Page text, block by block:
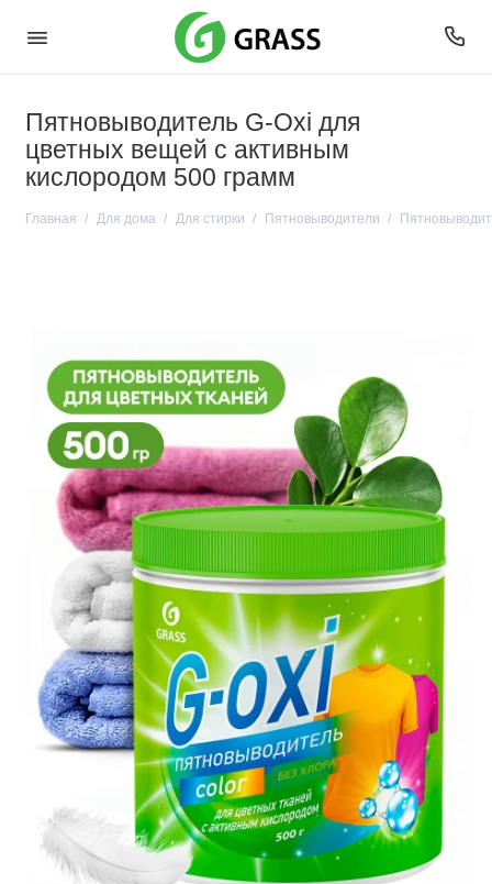
Пятновыводитель G-Oxi для
цветных вещей с активным
кислородом 500 грамм
Главная Для дома Для стирки Пятновыводители